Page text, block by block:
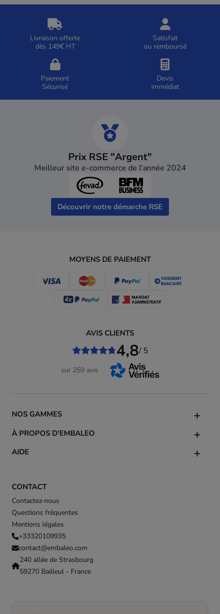
Livraison offerte
dès 149€ HT
Satisfait
ou remboursé
Paiement
Sécurisé
Devis
immédiat
Prix RSE "Argent"
Meilleur site e-commerce de l'année 2024
Découvrir notre démarche RSE
MOYENS DE PAIEMENT
CONTACT
Contactez-nous
Questions fréquentes
Mentions légales
+33320109935
contact@embaleo.com
240 allée de Strasbourg
59270 Bailleul - France
NOS GAMMES
À PROPOS D'EMBALEO
AIDE
AVIS CLIENTS
4,8/ 5
sur 259 avis